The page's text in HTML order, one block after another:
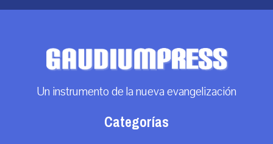
Un instrumento de la nueva evangelización
Categorías